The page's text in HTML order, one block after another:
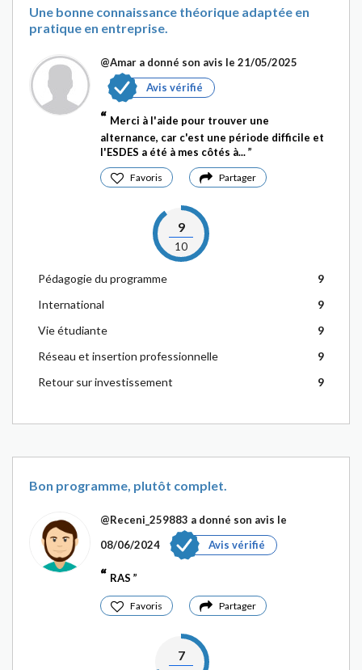
Une bonne connaissance théorique adaptée en
pratique en entreprise.
@Amar a donné son avis le 21/05/2025
Avis vérifié
Merci à l'aide pour trouver une
alternance, car c'est une période difficile et
l'ESDES a été à mes côtés à...
Favoris Partager
9
10
Pédagogie du programme
9
International
9
Vie étudiante
9
Réseau et insertion professionnelle
9
Retour sur investissement
9
Bon programme, plutôt complet.
@Receni_259883 a donné son avis le
08/06/2024
Avis vérifié
RAS
Favoris Partager
7